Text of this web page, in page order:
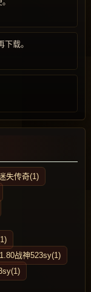
载。
失传奇(1)
1.80战神523sy(1)